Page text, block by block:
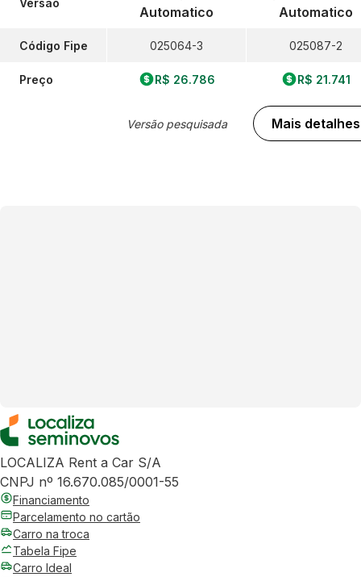
Código Fipe
Preço
Automatico
025064-3
R$ 26.786
Versão pesquisada
Automatico
025087-2
R$ 21.741
Mais detalhes
LOCALIZA Rent a Car S/A
CNPJ nº 16.670.085/0001-55
Financiamento
Parcelamento no cartão
Carro na troca
Tabela Fipe
Carro Ideal